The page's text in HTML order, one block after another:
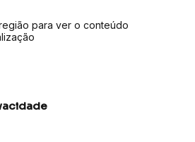
para ver o conteúdo